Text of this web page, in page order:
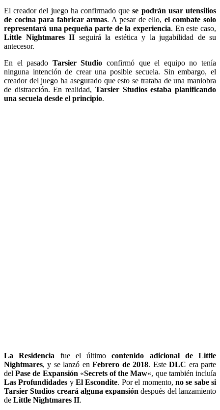
El creador del juego ha confirmado quese podrán usar utensilios
de cocina para fabricar armas. A pesar de ello, el combate solo
representará una pequeña parte de la experiencia. En este caso,
Little Nightmares II seguirá la estética y la jugabilidad de su
antecesor.
En el pasado Tarsier Studio confirmó que el equipo no tenía
ninguna intención de crear una posible secuela. Sin embargo, el
creador del juego ha asegurado que esto se trataba de una maniobra
de distracción. En realidad, Tarsier Studios estaba planificando
una secuela desde el principio.
La Residencia fue el últimocontenido adicional de Little
Nightmares, y se lanzó enFebrero de 2018. EsteDLC era parte
delPase de Expansión «Secrets of the Maw«, que también incluía
Las Profundidades yEl Escondite. Por el momento, no se sabe si
Tarsier Studios creará alguna expansión después del lanzamiento
de Little Nightmares II.